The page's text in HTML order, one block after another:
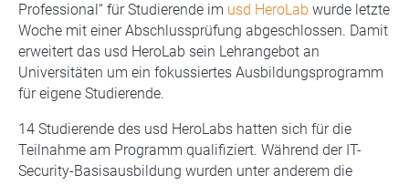
Professional“ für Studierende im usd HeroLab wurde letzte
Woche mit einer Abschlussprüfung abgeschlossen. Damit
erweitert das usd HeroLab sein Lehrangebot an
Universitäten um ein fokussiertes Ausbildungsprogramm
für eigene Studierende.
14 Studierende des usd HeroLabs hatten sich für die
Teilnahme am Programm qualifiziert. Während der IT-
Security-Basisausbildung wurden unter anderem die